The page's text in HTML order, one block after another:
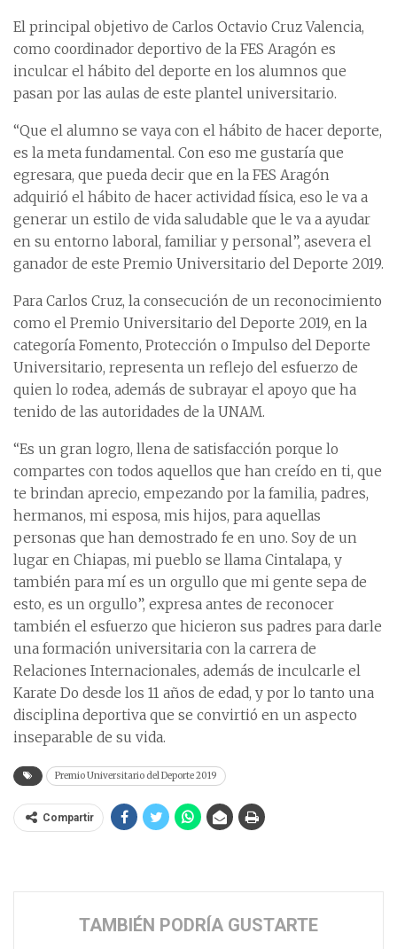
El principal objetivo de Carlos Octavio Cruz Valencia,
como coordinador deportivo de la FES Aragón es
inculcar el hábito del deporte en los alumnos que
pasan por las aulas de este plantel universitario.
“Que el alumno se vaya con el hábito de hacer deporte,
es la meta fundamental. Con eso me gustaría que
egresara, que pueda decir que en la FES Aragón
adquirió el hábito de hacer actividad física, eso le va a
generar un estilo de vida saludable que le va a ayudar
en su entorno laboral, familiar y personal”, asevera el
ganador de este Premio Universitario del Deporte 2019.
Para Carlos Cruz, la consecución de un reconocimiento
como el Premio Universitario del Deporte 2019, en la
categoría Fomento, Protección o Impulso del Deporte
Universitario, representa un reflejo del esfuerzo de
quien lo rodea, además de subrayar el apoyo que ha
tenido de las autoridades de la UNAM.
“Es un gran logro, llena de satisfacción porque lo
compartes con todos aquellos que han creído en ti, que
te brindan aprecio, empezando por la familia, padres,
hermanos, mi esposa, mis hijos, para aquellas
personas que han demostrado fe en uno. Soy de un
lugar en Chiapas, mi pueblo se llama Cintalapa, y
también para mí es un orgullo que mi gente sepa de
esto, es un orgullo”, expresa antes de reconocer
también el esfuerzo que hicieron sus padres para darle
una formación universitaria con la carrera de
Relaciones Internacionales, además de inculcarle el
Karate Do desde los 11 años de edad, y por lo tanto una
disciplina deportiva que se convirtió en un aspecto
inseparable de su vida.
Premio Universitario del Deporte 2019
Compartir
TAMBIÉN PODRÍA GUSTARTE